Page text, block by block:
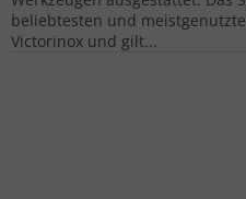
beliebtesten und
Victorinox und gilt...